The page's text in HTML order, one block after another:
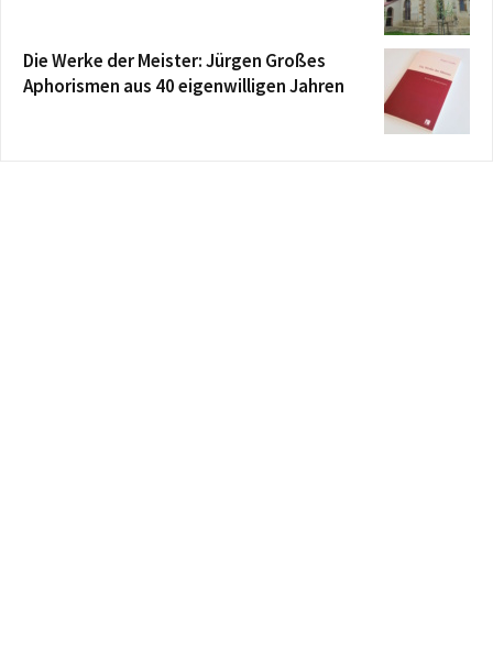
Die Werke der Meister: Jürgen Großes
Aphorismen aus 40 eigenwilligen Jahren